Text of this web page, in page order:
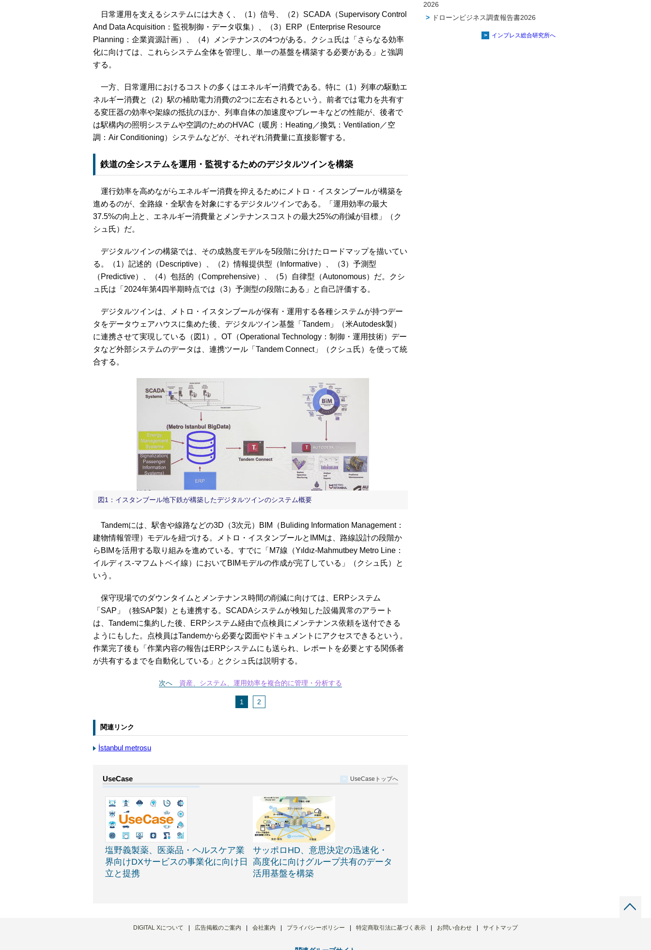
日常運用を支えるシステムには大きく、（1）信号、（2）SCADA（Supervisory Control
And Data Acquisition：監視制御・データ収集）、（3）ERP（Enterprise Resource
Planning：企業資源計画）、（4）メンテナンスの4つがある。クシュ氏は「さらなる効率
化に向けては、これらシステム全体を管理し、単一の基盤を構築する必要がある」と強調
する。
一方、日常運用におけるコストの多くはエネルギー消費である。特に（1）列車の駆動エ
ネルギー消費と（2）駅の補助電力消費の2つに左右されるという。前者では電力を共有す
る変圧器の効率や架線の抵抗のほか、列車自体の加速度やブレーキなどの性能が、後者で
は駅構内の照明システムや空調のためのHVAC（暖房：Heating／換気：Ventilation／空
調：Air Conditioning）システムなどが、それぞれ消費量に直接影響する。
鉄道の全システムを運用・監視するためのデジタルツインを構築
運行効率を高めながらエネルギー消費を抑えるためにメトロ・イスタンブールが構築を
進めるのが、全路線・全駅舎を対象にするデジタルツインである。「運用効率の最大
37.5%の向上と、エネルギー消費量とメンテナンスコストの最大25%の削減が目標」（ク
シュ氏）だ。
デジタルツインの構築では、その成熟度モデルを5段階に分けたロードマップを描いてい
る。（1）記述的（Descriptive）、（2）情報提供型（Informative）、（3）予測型
（Predictive）、（4）包括的（Comprehensive）、（5）自律型（Autonomous）だ。クシ
ュ氏は「2024年第4四半期時点では（3）予測型の段階にある」と自己評価する。
デジタルツインは、メトロ・イスタンブールが保有・運用する各種システムが持つデー
タをデータウェアハウスに集めた後、デジタルツイン基盤「Tandem」（米Autodesk製）
に連携させて実現している（図1）。OT（Operational Technology：制御・運用技術）デー
タなど外部システムのデータは、連携ツール「Tandem Connect」（クシュ氏）を使って統
合する。
図1：イスタンブール地下鉄が構築したデジタルツインのシステム概要
Tandemには、駅舎や線路などの3D（3次元）BIM（Buliding Information Management：
建物情報管理）モデルを紐づける。メトロ・イスタンブールとIMMは、路線設計の段階か
らBIMを活用する取り組みを進めている。すでに「M7線（Yıldız-Mahmutbey Metro Line：
イルディス-マフムトベイ線）においてBIMモデルの作成が完了している」（クシュ氏）と
いう。
保守現場でのダウンタイムとメンテナンス時間の削減に向けては、ERPシステム
「SAP」（独SAP製）とも連携する。SCADAシステムが検知した設備異常のアラート
は、Tandemに集約した後、ERPシステム経由で点検員にメンテナンス依頼を送付できる
ようにもした。点検員はTandemから必要な図面やドキュメントにアクセスできるという。
作業完了後も「作業内容の報告はERPシステムにも送られ、レポートを必要とする関係者
が共有するまでを自動化している」とクシュ氏は説明する。
次へ 資産、システム、運用効率を複合的に管理・分析する
1 2
関連リンク
İstanbul metrosu
塩野義製薬、医薬品・ヘルスケア業
界向けDXサービスの事業化に向け日
立と提携
サッポロHD、意思決定の迅速化・
高度化に向けグループ共有のデータ
活用基盤を構築
UseCaseトップへ
2026
ドローンビジネス調査報告書2026
インプレス総合研究所へ
DIGITAL Xについて 広告掲載のご案内 会社案内 プライバシーポリシー 特定商取引法に基づく表示 お問い合わせ サイトマップ